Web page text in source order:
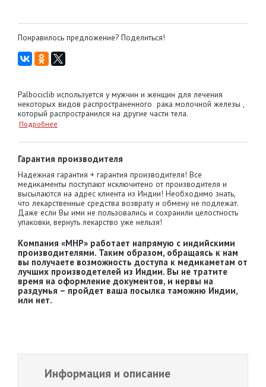
Понравилось предложение? Поделиться!
Palbociclib используется у мужчин и женщин для лечения
некоторых видов распространенного рака молочной железы ,
который распространился на другие части тела.
Подробнее
Гарантия производителя
Надежная гарантия + гарантия производителя! Все
медикаменты поступают исключитено от производителя и
высылаются на адрес клиента из Индии! Необходимо знать,
что лекарственные средства возврату и обмену не подлежат.
Даже если Вы ими не пользовались и сохранили целостность
упаковки, вернуть лекарство уже нельзя!
Компания «MHP» работает напрямую с индийскими
производителями. Таким образом, обращаясь к нам
вы получаете возможность доступа к медикаметам от
лучших производетелей из Индии. Вы не тратите
время на оформление документов, и нервы на
раздумья – пройдет ваша посылка таможню Индии,
или нет.
Информация и описание